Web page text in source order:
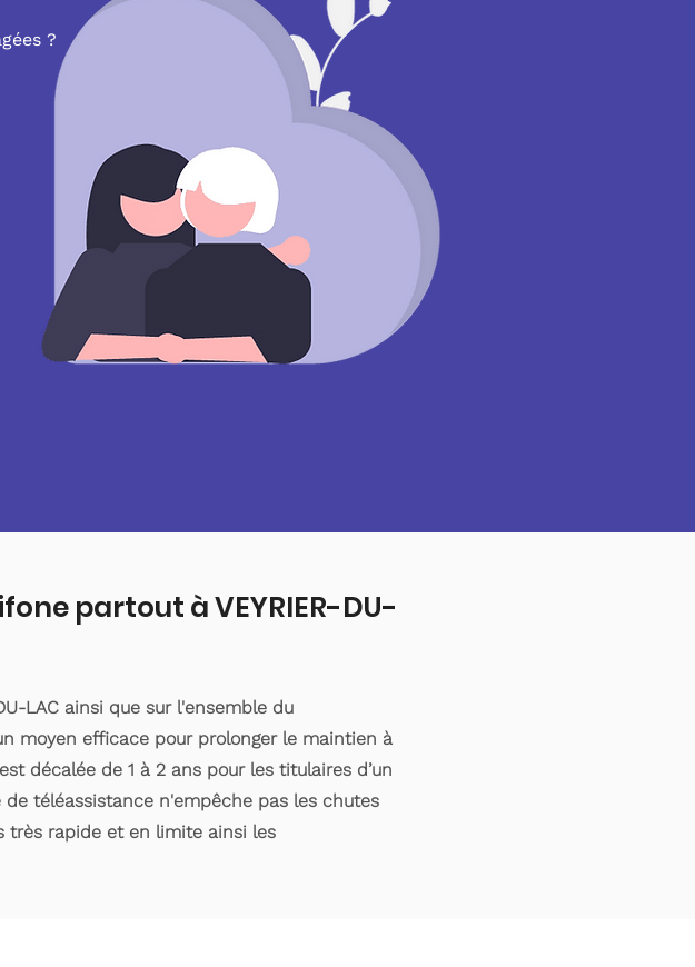
?
partout à VEYRIER-DU-
LAC ainsi que sur l'ensemble du
moyen efficace pour prolonger le maintien à
décalée de 1 à 2 ans pour les titulaires d’un
téléassistance n'empêche pas les chutes
très rapide et en limite ainsi les